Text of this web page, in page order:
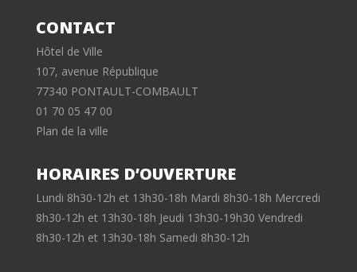
CONTACT
Hôtel de Ville
107, avenue République
77340 PONTAULT-COMBAULT
01 70 05 47 00
Plan de la ville
HORAIRES D’OUVERTURE
Lundi 8h30-12h et 13h30-18h Mardi 8h30-18h Mercredi
8h30-12h et 13h30-18h Jeudi 13h30-19h30 Vendredi
8h30-12h et 13h30-18h Samedi 8h30-12h